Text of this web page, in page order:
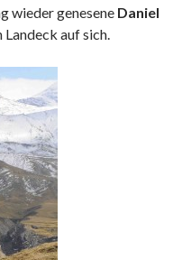
wieder genesene Daniel
Landeck auf sich.